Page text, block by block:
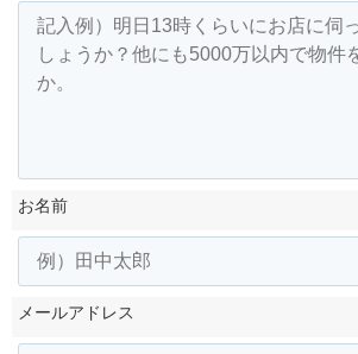
お名前
メールアドレス